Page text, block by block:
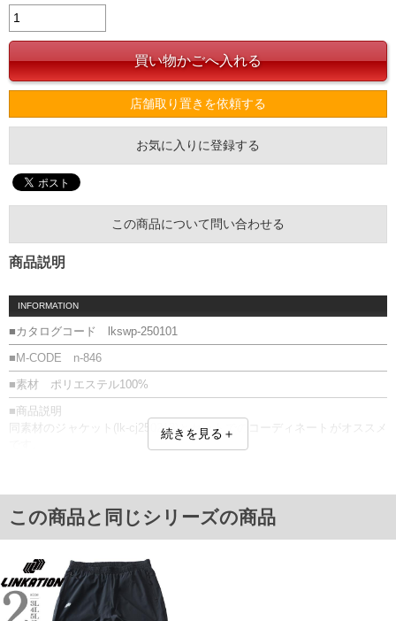
店舗取り置きを依頼する
お気に入りに登録する
この商品について問い合わせる
商品説明
INFORMATION
■カタログコード lkswp-250101
■M-CODE n-846
■素材 ポリエステル100%
■商品説明
同素材のジャケット(lk-cj250213)とセットでのコーディネートがオススメ
3L/90～114/128/37.5/32/76
4L/100～124/138/40.5/33/76
5L/110～134/148/43.5/34/78
6L/120～144/158/46.5/35/78
8L/140～164/178/52.5/37/80
単位はcm
※【返品交換について】
続きを見る＋
この商品と同じシリーズの商品